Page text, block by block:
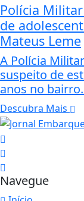
Polícia
de
Mateus Leme
A Polícia
suspeito de
anos no
Descubra Mais
Navegue